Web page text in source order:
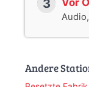
3 Vor
Andere